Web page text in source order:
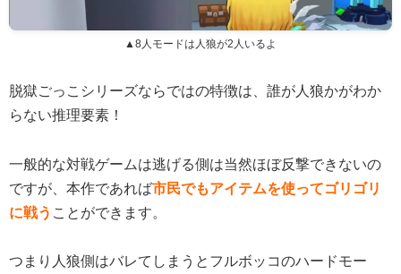
▲8人モードは人狼が2人いるよ
脱獄ごっこシリーズならではの特徴は、誰が人狼かがわか
らない推理要素！
一般的な対戦ゲームは逃げる側は当然ほぼ反撃できないの
ですが、本作であれば市民でもアイテムを使ってゴリゴリ
に戦う ことができます。
つまり人狼側はバレてしまうとフルボッコのハードモー